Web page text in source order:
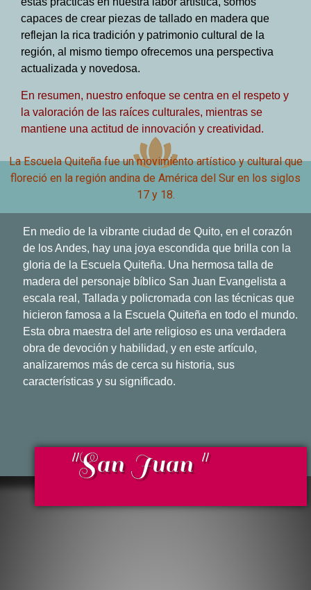
capaces de crear piezas de tallado en madera que
reflejan la rica tradición y patrimonio cultural de la
región, al mismo tiempo ofrecemos una perspectiva
actualizada y novedosa.
En resumen, nuestro enfoque se centra en el respeto y
la valoración de las raíces culturales, mientras se
mantiene una actitud de innovación y creatividad.
"San Juan "
La Escuela Quiteña fue un movimiento artístico y cultural que
floreció en la región andina de América del Sur en los siglos
17 y 18.
En medio de la vibrante ciudad de Quito, en el corazón
de los Andes, hay una joya escondida que brilla con la
gloria de la Escuela Quiteña. Una hermosa talla de
madera del personaje bíblico San Juan Evangelista a
escala real, Tallada y policromada con las técnicas que
hicieron famosa a la Escuela Quiteña en todo el mundo.
Esta obra maestra del arte religioso es una verdadera
obra de devoción y habilidad, y en este artículo,
analizaremos más de cerca su historia, sus
características y su significado.